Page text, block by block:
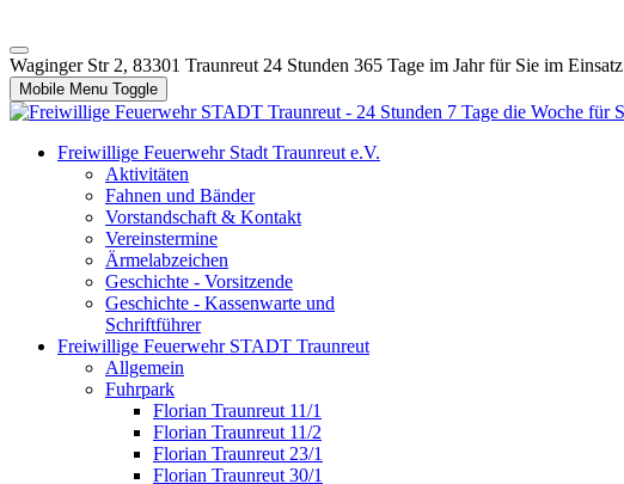
Waginger Str 2, 83301 Traunreut 24 Stunden 365 Tage im Jahr für Sie im Einsatz
Mobile Menu Toggle
Freiwillige Feuerwehr Stadt Traunreut e.V.
Aktivitäten
Fahnen und Bänder
Vorstandschaft & Kontakt
Vereinstermine
Ärmelabzeichen
Geschichte - Vorsitzende
Geschichte - Kassenwarte und
Schriftführer
Freiwillige Feuerwehr STADT Traunreut
Allgemein
Fuhrpark
Florian Traunreut 11/1
Florian Traunreut 11/2
Florian Traunreut 23/1
Florian Traunreut 30/1